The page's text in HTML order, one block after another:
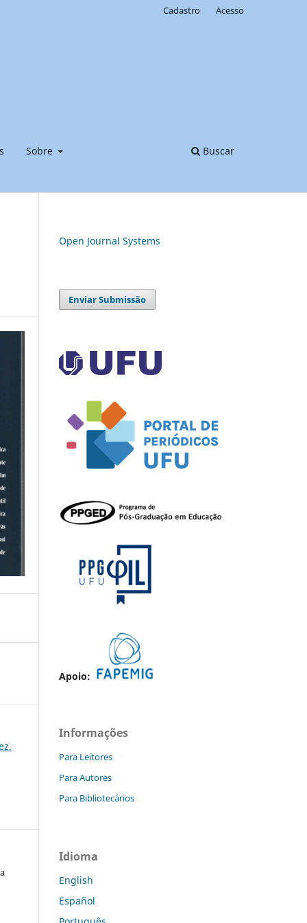
Sobre Buscar
Cadastro Acesso
Open Journal Systems
Enviar Submissão
Apoio:
Informações
Para Leitores
Para Autores
Para Bibliotecários
Idioma
English
Español